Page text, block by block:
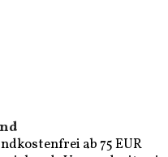
ab 75 EUR